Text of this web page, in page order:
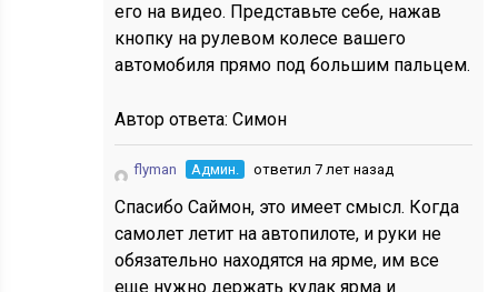
его на видео. Представьте себе, нажав
кнопку на рулевом колесе вашего
автомобиля прямо под большим пальцем.
Автор ответа:Симон
flyman Админ. ответил 7 лет назад
Спасибо Саймон, это имеет смысл. Когда
самолет летит на автопилоте, и руки не
обязательно находятся на ярме, им все
еще нужно держать кулак ярма и